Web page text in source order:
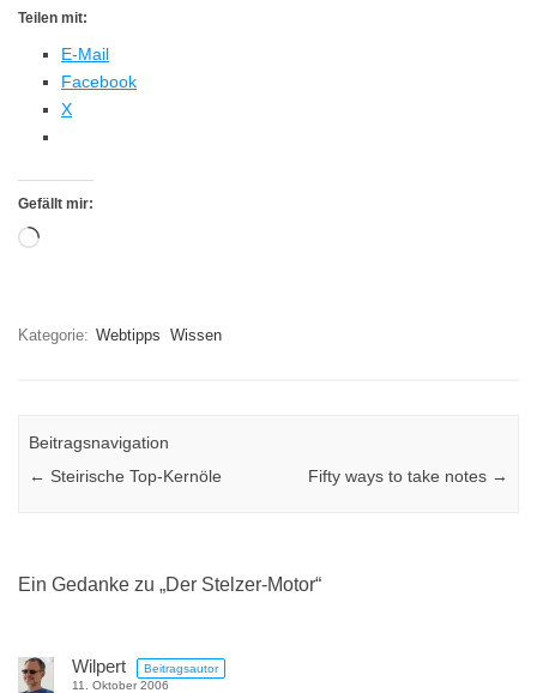
Teilen mit:
E-Mail
Facebook
X
Gefällt mir:
Wird
Kategorie: Webtipps Wissen
Beitragsnavigation
← Steirische Top-Kernöle Fifty ways to take notes →
Ein Gedanke zu „Der Stelzer-Motor“
Wilpert
Beitragsautor
11. Oktober 2006